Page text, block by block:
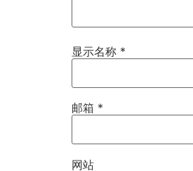
显示名称 *
邮箱 *
网站